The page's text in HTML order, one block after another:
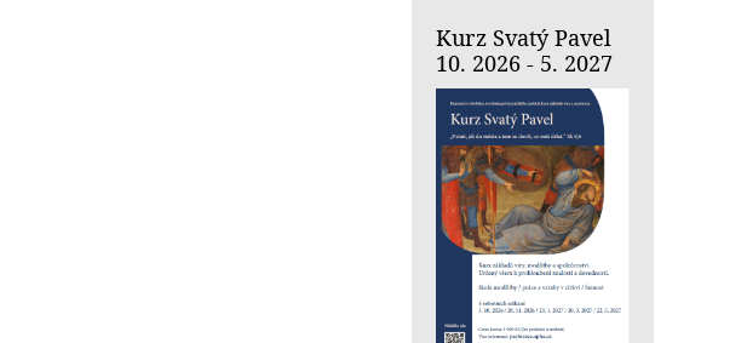
Kurz Svatý Pavel
10. 2026 - 5. 2027